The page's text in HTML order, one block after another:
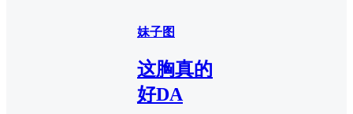
妹子图
这胸真的
好DA